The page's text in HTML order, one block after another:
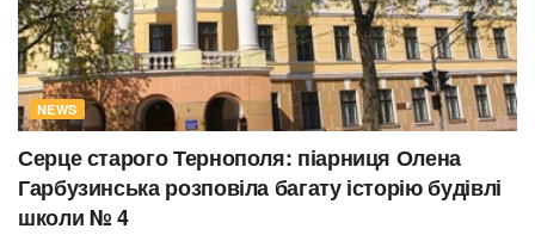
NEWS
Серце старого Тернополя: піарниця Олена
Гарбузинська розповіла багату історію будівлі
школи № 4